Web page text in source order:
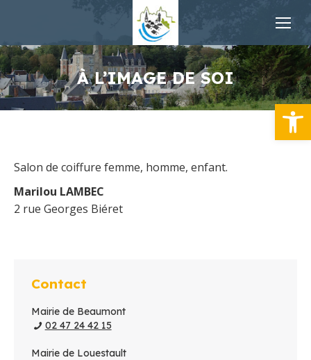
Ouvrir
À L’IMAGE DE SOI
Salon de coiffure femme, homme, enfant.
Marilou LAMBEC
2 rue Georges Biéret
Contact
Mairie de Beaumont
02 47 24 42 15
Mairie de Louestault